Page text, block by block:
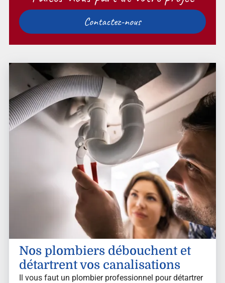
Contactez-nous
Nos plombiers débouchent et
détartrent vos canalisations
Il vous faut un plombier professionnel pour détartrer